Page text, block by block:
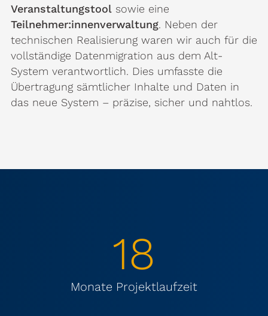
Veranstaltungstool sowie eine
Teilnehmer:innenverwaltung. Neben der
technischen Realisierung waren wir auch für die
vollständige Datenmigration aus dem Alt-
System verantwortlich. Dies umfasste die
Übertragung sämtlicher Inhalte und Daten in
das neue System – präzise, sicher und nahtlos.
18
Monate Projektlaufzeit